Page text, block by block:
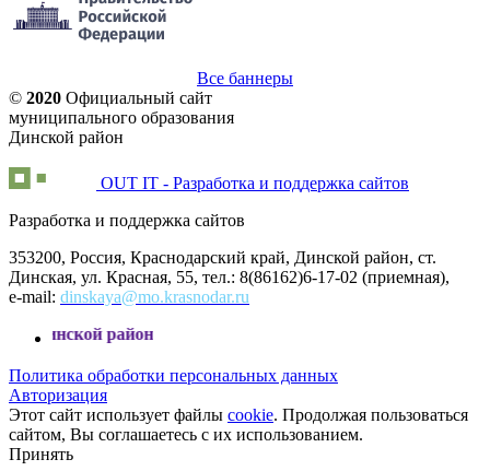
Все баннеры
© 2020 Официальный сайт
муниципального образования
Динской район
OUT IT - Разработка и поддержка сайтов
Разработка и поддержка сайтов
353200, Россия, Краснодарский край, Динской район, ст.
Динская, ул. Красная, 55, тел.: 8(86162)6-17-02 (приемная),
e-mail: dinskaya@mo.krasnodar.ru
Политика обработки персональных данных
Авторизация
Этот сайт использует файлы cookie. Продолжая пользоваться
сайтом, Вы соглашаетесь с их использованием.
Принять